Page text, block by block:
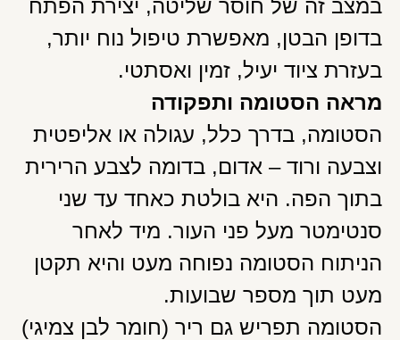
במצב זה של חוסר שליטה, יצירת הפתח
בדופן הבטן, מאפשרת טיפול נוח יותר,
בעזרת ציוד יעיל, זמין ואסתטי.
מראה הסטומה ותפקודה
הסטומה, בדרך כלל, עגולה או אליפטית
וצבעה ורוד – אדום, בדומה לצבע הרירית
בתוך הפה. היא בולטת כאחד עד שני
סנטימטר מעל פני העור. מיד לאחר
הניתוח הסטומה נפוחה מעט והיא תקטן
מעט תוך מספר שבועות.
הסטומה תפריש גם ריר (חומר לבן צמיגי)